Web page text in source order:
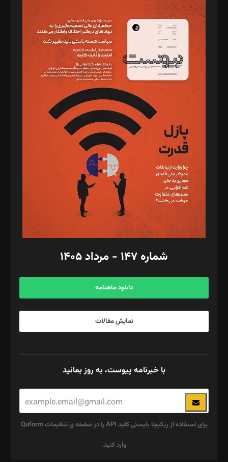
مدیر مسئول: محمدباقر اثنی‌عشری
سردبیر: مهرک محمودی
دبیر تحریریه: میثم قاسمی
د‌بیر ناداستان: سمانه سمیع
د‌بیر خدمت و تجارت: ابوالفضل رجبی
د‌بیر حقوق فناوری: حسام‌الدین ایپکچی
د‌بیر پیوست جهان: مینا پاکدل
د‌بیر تحریریه آنلاین: بابک نقاش
تحریریه‌: مجتبی محمود‌ی، آرش برهمند، یسنا امان‌پور، سروش کرمیان،
مصطفی مسجدی آرانی، ابوالفضل رجبی، زهرا فکرانه، فائزه فتحی
رستمی،مصطفی باستان
ویرایش: نگار استاد‌‌آقا
طراح یونیفرم: مجید توکلی
فیلمبرداری و عکاسی: امیر شفیعی، مانی لطفی زاده
گرافیک و صفحه‌آرایی: سید‌سبحان‌علی ثابت
مد‌یر توسعه تجاری: کامبیز برید‌
امور مالی: شاپور رهبری، محمد‌ کاظمی‌نیا
آگهی و مشترکین: ۰۹۱۹۹۹۹۰۴۵۴
شماره ۱۴۷ - مرداد ۱۴۰۵
دانلود ماهنامه
نمایش مقالات
با خبرنامه پیوست، به روز بمانید
برای استفاده از ریکپچا بایستی کلید API را در صفحه ی تنظیمات Quform
وارد کنید.